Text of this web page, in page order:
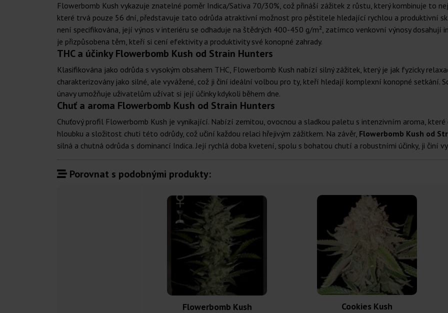
Flowerbomb Kush vykazuje znatelné poměr Indica/Sativa 70/30%, což přináší zážitek z růstu, který kombinuje to
které trvá pouze 56 dní, představuje tato odrůda atraktivní možnost pro pěstitele hledající rychlou a produktivní
není specifikována, její výnos v interiéru se odhaduje na štědrých 400-450 g/m², zatímco venkovní výnosy
je přizpůsobena těm, kteří si cení efektivity a produktivity své konopné zahrady.
THC a účinky Flowerbomb Kush od Strain Hunters
Klasifikována jako odrůda s vysokým obsahem THC, Flowerbomb Kush nabízí silný zážitek, který je jak fyzicky
charakterizovány jako silné, ale vyvážené, což ji činí ideální volbou pro ty, kteří hledají komplexní konopné setkání.
únavy umožňuje uživatelům užívat si její účinky kdykoli během dne.
Chuť a aroma Flowerbomb Kush od Strain Hunters
Chuťový profil Flowerbomb Kush je vynikající. Nabízí zemitou, ovocnou a sladkou paletu s intenzivním aroma,
hloubku a složitost chuti této odrůdy, což učiní každou relaci hřejivým zážitkem. Na závěr, Flowerbomb Kush od
silná a chutná odrůda s dominancí Indica. Její rychlá doba kvetení, spolu s bohatou chutí a robustními účinky, ji činí
Porovnat s podobnými produkty:
Flowerbomb Kush Cookies Kush